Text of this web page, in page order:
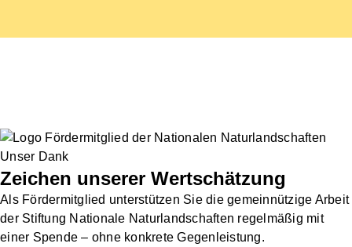
Unser Dank
Zeichen unserer Wertschätzung
Als Fördermitglied unterstützen Sie die gemeinnützige Arbeit
der Stiftung Nationale Naturlandschaften regelmäßig mit
einer Spende – ohne konkrete Gegenleistung.